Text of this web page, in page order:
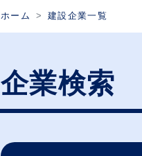
ホーム 建設企業一覧
企業検索